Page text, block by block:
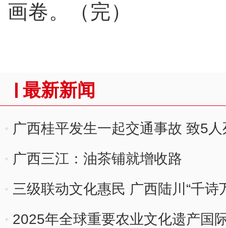
画卷。（完）
最新新闻
广西桂平发生一起交通事故 致5人
广西三江：油茶铺就增收路
三级联动文化惠民 广西陆川“千诗
2025年全球重要农业文化遗产国